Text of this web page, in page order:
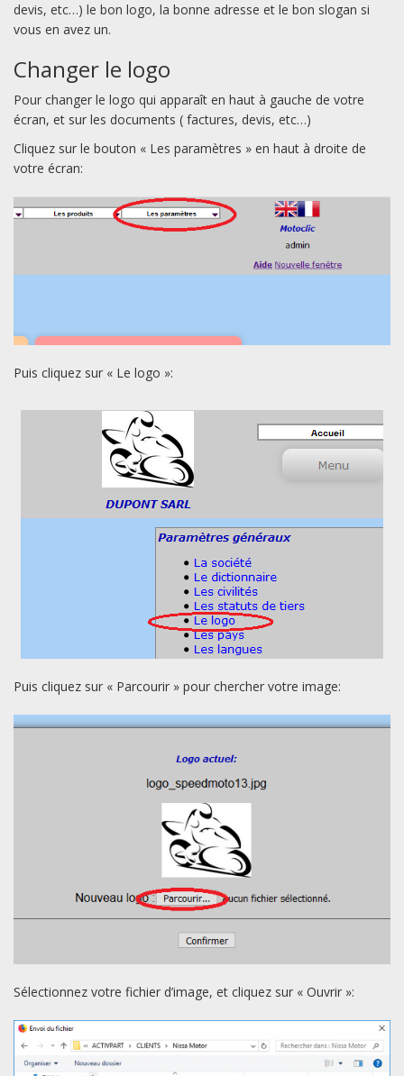
devis, etc…) le bon logo, la bonne adresse et le bon slogan si
vous en avez un.
Changer le logo
Pour changer le logo qui apparaît en haut à gauche de votre
écran, et sur les documents ( factures, devis, etc…)
Cliquez sur le bouton « Les paramètres » en haut à droite de
votre écran:
Puis cliquez sur « Le logo »:
Puis cliquez sur « Parcourir » pour chercher votre image:
Sélectionnez votre fichier d’image, et cliquez sur « Ouvrir »: